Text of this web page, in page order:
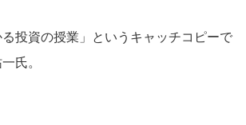
る投資の授業」というキャッチコピーで
氏。